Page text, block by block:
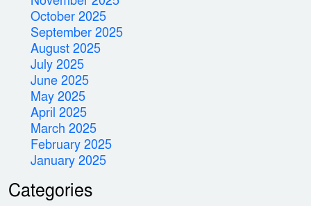
October 2025
September 2025
August 2025
July 2025
June 2025
May 2025
April 2025
March 2025
February 2025
January 2025
Categories